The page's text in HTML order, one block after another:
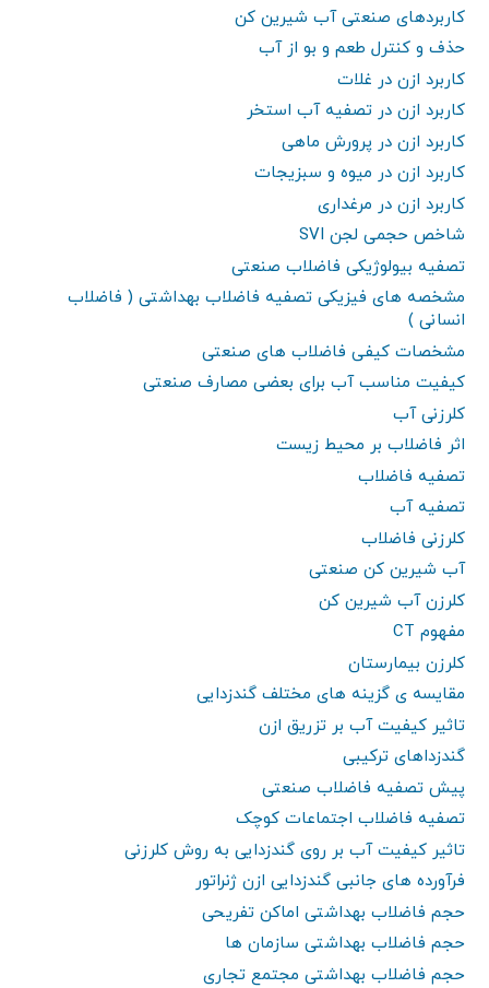
کاربردهای صنعتی آب شیرین کن
حذف و کنترل طعم و بو از آب
کاربرد ازن در غلات
کاربرد ازن در تصفیه آب استخر
کاربرد ازن در پرورش ماهی
کاربرد ازن در میوه و سبزیجات
کاربرد ازن در مرغداری
شاخص حجمی لجن SVI
تصفیه بیولوژیکی فاضلاب صنعتی
مشخصه های فیزیکی تصفیه فاضلاب بهداشتی ( فاضلاب
انسانی )
مشخصات کیفی فاضلاب های صنعتی
کیفیت مناسب آب برای بعضی مصارف صنعتی
کلرزنی آب
اثر فاضلاب بر محیط زیست
تصفیه فاضلاب
تصفیه آب
کلرزنی فاضلاب
آب شیرین کن صنعتی
کلرزن آب شیرین کن
مفهوم CT
کلرزن بیمارستان
مقایسه ی گزینه های مختلف گندزدایی
تاثیر کیفیت آب بر تزریق ازن
گندزداهای ترکیبی
پیش تصفیه فاضلاب صنعتی
تصفیه فاضلاب اجتماعات کوچک
تاثیر کیفیت آب بر روی گندزدایی به روش کلرزنی
فرآورده های جانبی گندزدایی ازن ژنراتور
حجم فاضلاب بهداشتی اماکن تفریحی
حجم فاضلاب بهداشتی سازمان ها
حجم فاضلاب بهداشتی مجتمع تجاری